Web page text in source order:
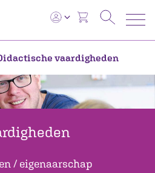
vaardigheden
/ eigenaarschap